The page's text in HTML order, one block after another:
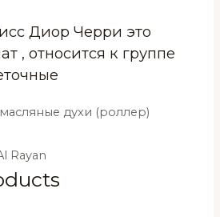
Диор Черри это
, относится к группе
духи (роллер)
Rayan